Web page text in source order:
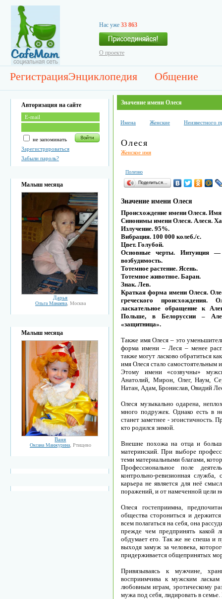
Нас уже 33 863
О проекте
РегистрацияЭнциклопедия Общение
Авторизация на сайте
не запоминать
Зарегистрироваться
Забыли пароль?
Малыш месяца
Дарья
Ольга Мамаева , Москва
Малыш месяца
Ваня
Оксана Манжурина, Ртищево
Значение имени Олеся
Имена Женские Неизвестного
Олеся
Женское имя
Полезно
Поделиться…
Значение имени Олеся
Происхождение имени Олеся. Имя
Синонимы имени Олеся. Алеся.
Излучение. 95%.
Вибрация. 100 000 колеб./с.
Цвет. Голубой.
Основные черты. Интуиция
возбудимость.
Тотемное растение. Ясень.
Тотемное животное. Баран.
Знак. Лев.
Краткая форма имени Олеся.
греческого происхождения.
ласкательное обращение к
Польше, в Белоруссии –
«защитница».
Также имя Олеся – это
форма имени – Леся – менее
также могут ласково обратиться
имя Олеся стало самостоятельным
Этому имени «созвучны»
Анатолий, Мирон, Олег, Наум,
Натан, Адам, Бронислав, Овидий
Олеся музыкально одарена,
много подружек. Однако есть в
станет заметнее - эгоистичность.
кто родился зимой.
Внешне похожа на отца и
материнский. При выборе
теми материальными благами,
Профессиональное поле
контрольно-ревизионная
карьера не является для неё
поражений, и от намеченной цели
Олеся гостеприимна,
общества сторониться и
всем полагаться на себя, она
прежде чем предпринять какой
обдумает его. Так же не спеша и
выходя замуж за человека,
придерживается общепринятых
Привязываясь к мужчине,
восприимчива к мужским
любовным играм, эротическому
мужа под себя, лидировать в семье.